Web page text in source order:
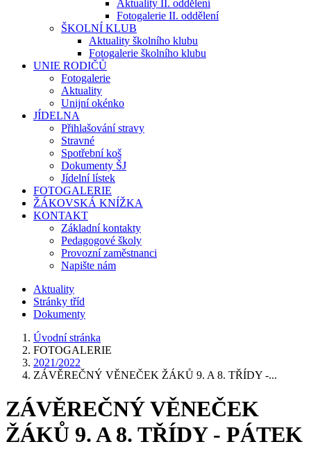
Aktuality II. oddělení
Fotogalerie II. oddělení
ŠKOLNÍ KLUB
Aktuality školního klubu
Fotogalerie školního klubu
UNIE RODIČŮ
Fotogalerie
Aktuality
Unijní okénko
JÍDELNA
Přihlašování stravy
Stravné
Spotřební koš
Dokumenty ŠJ
Jídelní lístek
FOTOGALERIE
ŽÁKOVSKÁ KNÍŽKA
KONTAKT
Základní kontakty
Pedagogové školy
Provozní zaměstnanci
Napište nám
Aktuality
Stránky tříd
Dokumenty
Úvodní stránka
FOTOGALERIE
2021/2022
ZÁVĚREČNÝ VĚNEČEK ŽÁKŮ 9. A 8. TŘÍDY -...
ZÁVĚREČNÝ VĚNEČEK
ŽÁKŮ 9. A 8. TŘÍDY - PÁTEK